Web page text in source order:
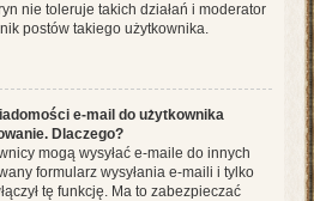
nie toleruje takich działań i moderator
postów takiego użytkownika.
e-mail do użytkownika
Dlaczego?
mogą wysyłać e-maile do innych
formularz wysyłania e-maili i tylko
tę funkcję. Ma to zabezpieczać